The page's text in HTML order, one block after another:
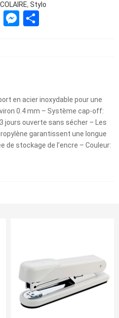
, Stylo
GmailMessenger
en acier inoxydable pour une
0.4 mm – Système cap-off:
jours ouverte sans sécher – Les
garantissent une longue
de stockage de l’encre – Couleur: